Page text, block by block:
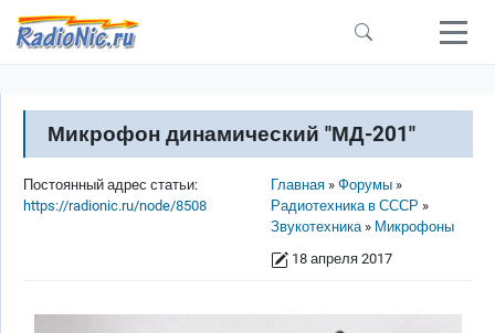
Перейти к основному содержанию
Микрофон динамический "МД-201"
Строка навигации
Главная
Форумы
Радиотехника в СССР
Звукотехника
Микрофоны
18 апреля 2017
Постоянный адрес статьи:
https://radionic.ru/node/8508